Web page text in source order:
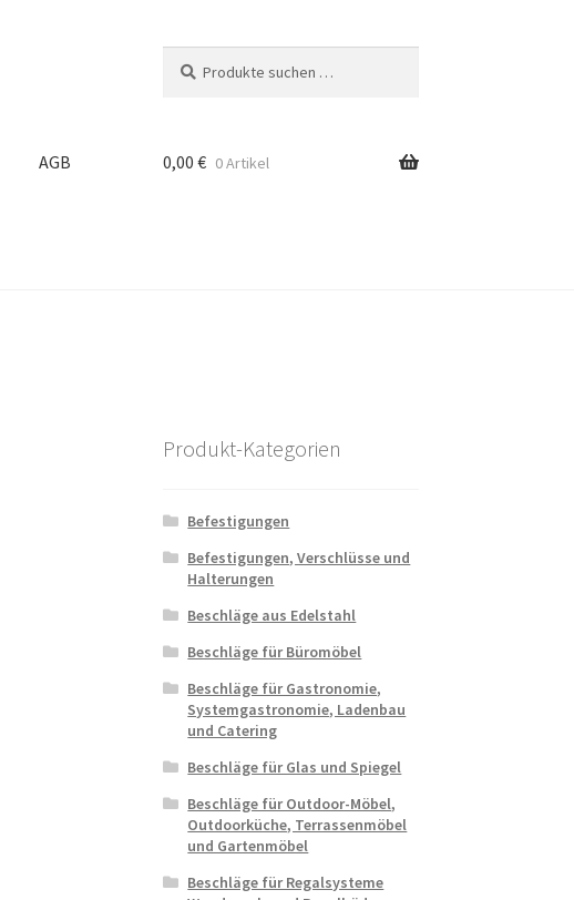
nach:
AGB 0,00 € 0 Artikel
Produkt-Kategorien
Befestigungen
Befestigungen, Verschlüsse und
Halterungen
Beschläge aus Edelstahl
Beschläge für Büromöbel
Beschläge für Gastronomie,
Systemgastronomie, Ladenbau
und Catering
Beschläge für Glas und Spiegel
Beschläge für Outdoor-Möbel,
Outdoorküche, Terrassenmöbel
und Gartenmöbel
Beschläge für Regalsysteme